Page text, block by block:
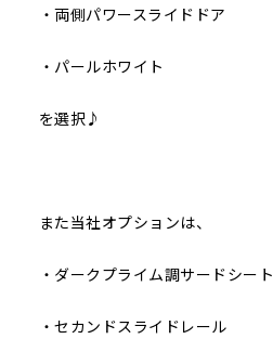
・両側パワースライドドア
・パールホワイト
を選択♪
また当社オプションは、
・ダークプライム調サードシート
・セカンドスライドレール